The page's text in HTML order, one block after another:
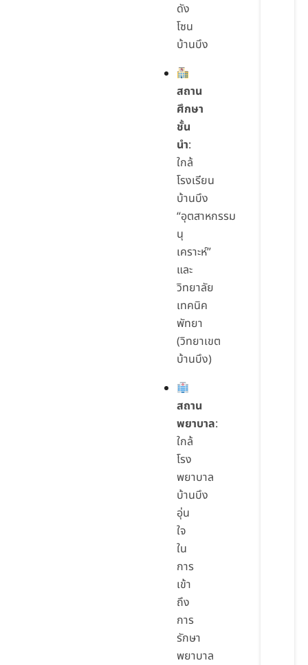
ดัง
โซน
บ้านบึง
สถาน
ศึกษา
ชั้น
นำ:
ใกล้
โรงเรียน
บ้านบึง
“อุตสาหกรรม
นุ
เคราะห์”
และ
วิทยาลัย
เทคนิค
พัทยา
(วิทยาเขต
บ้านบึง)
สถาน
พยาบาล:
ใกล้
โรง
พยาบาล
บ้านบึง
อุ่น
ใจ
ใน
การ
เข้า
ถึง
การ
รักษา
พยาบาล